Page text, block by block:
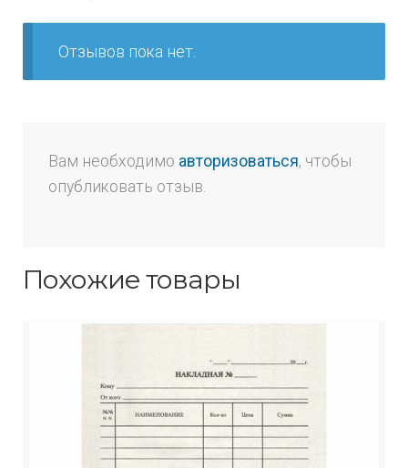
Отзывов пока нет.
Вам необходимо авторизоваться, чтобы
опубликовать отзыв.
Похожие товары